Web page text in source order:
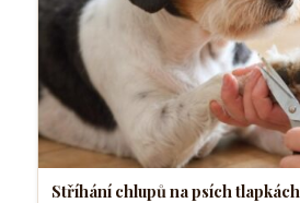
Stříhání chlupů na psích tlapkách